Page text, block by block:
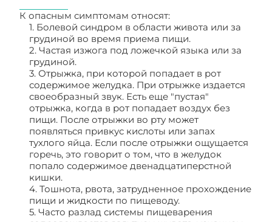
К опасным симптомам относят:
1. Болевой синдром в области живота или за
грудиной во время приема пищи.
2. Частая изжога под ложечкой языка или за
грудиной.
3. Отрыжка, при которой попадает в рот
содержимое желудка. При отрыжке издается
своеобразный звук. Есть еще "пустая"
отрыжка, когда в рот попадает воздух без
пищи. После отрыжки во рту может
появляться привкус кислоты или запах
тухлого яйца. Если после отрыжки ощущается
горечь, это говорит о том, что в желудок
попало содержимое двенадцатиперстной
кишки.
4. Тошнота, рвота, затрудненное прохождение
пищи и жидкости по пищеводу.
5. Часто разлад системы пищеварения